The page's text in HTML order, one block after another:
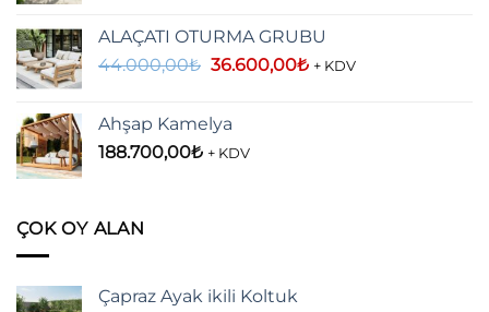
7.500,00₺.
ALAÇATI OTURMA GRUBU
44.000,00₺ Orijinal
36.600,00₺Şu
+ KDV
Ahşap Kamelya
188.700,00₺ + KDV
ÇOK OY ALAN
Çapraz Ayak ikili Koltuk